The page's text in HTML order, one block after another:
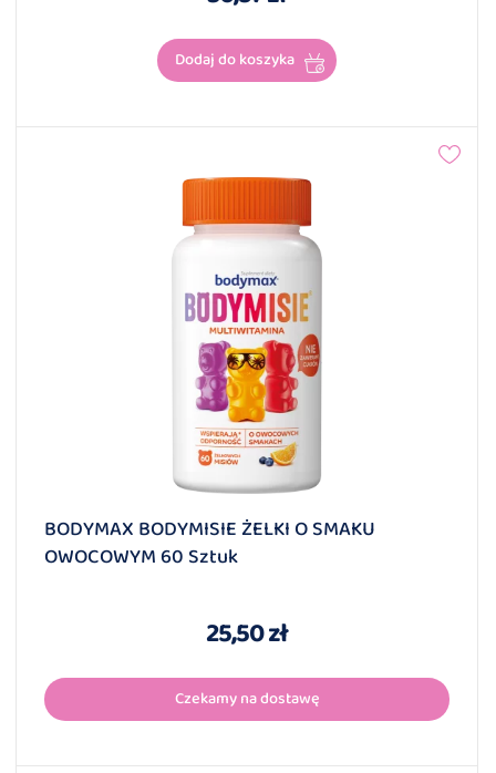
Dodaj do koszyka
BODYMAX BODYMISIE ŻELKI O SMAKU
OWOCOWYM 60 Sztuk
25,50 zł
Czekamy na dostawę